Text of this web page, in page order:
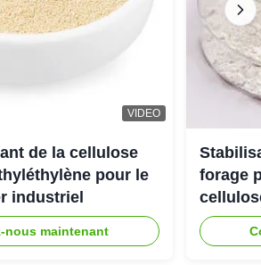
VIDEO
de la cellulose
pour le
industriel
nous maintenant
forage